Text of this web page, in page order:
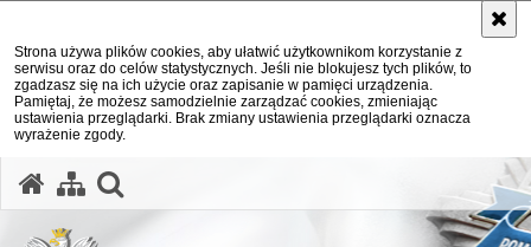
Strona używa plików cookies, aby ułatwić użytkownikom korzystanie z
serwisu oraz do celów statystycznych. Jeśli nie blokujesz tych plików, to
zgadzasz się na ich użycie oraz zapisanie w pamięci urządzenia.
Pamiętaj, że możesz samodzielnie zarządzać cookies, zmieniając
ustawienia przeglądarki. Brak zmiany ustawienia przeglądarki oznacza
wyrażenie zgody.